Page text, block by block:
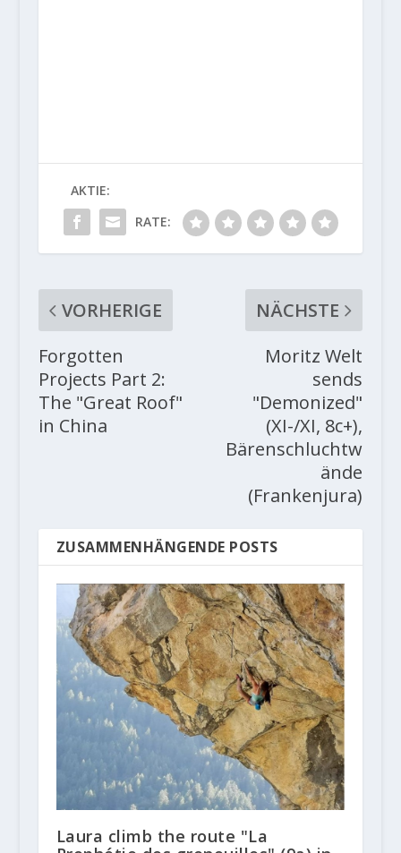
AKTIE:
RATE:
VORHERIGE
Forgotten
Projects Part 2:
The "Great Roof"
in China
NÄCHSTE
Moritz Welt
sends
"Demonized"
(XI-/XI, 8c+),
Bärenschluchtw
ände
(Frankenjura)
ZUSAMMENHÄNGENDE POSTS
Laura climb the route "La